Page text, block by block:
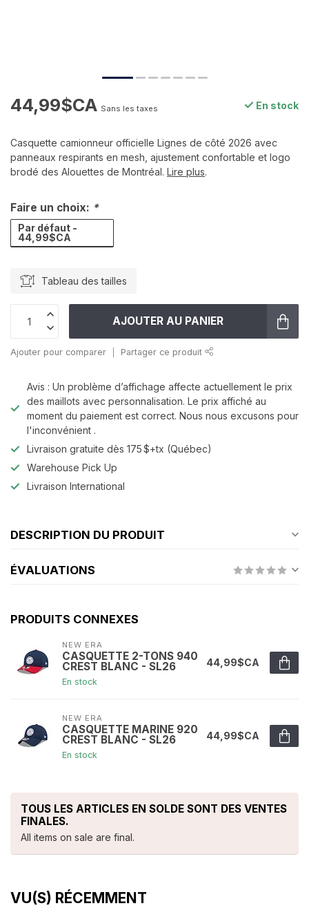
44,99$CA Sans les taxes En stock
Casquette camionneur officielle Lignes de côté 2026 avec
panneaux respirants en mesh, ajustement confortable et logo
brodé des Alouettes de Montréal. Lire plus.
Faire un choix: *
Par défaut -
44,99$CA
Tableau des tailles
AJOUTER AU PANIER
Ajouter pour comparer Partager ce produit
Avis : Un problème d’affichage affecte actuellement le prix
des maillots avec personnalisation. Le prix affiché au
moment du paiement est correct. Nous nous excusons pour
l'inconvénient .
Livraison gratuite dès 175 $+tx (Québec)
Warehouse Pick Up
Livraison International
DESCRIPTION DU PRODUIT
ÉVALUATIONS
PRODUITS CONNEXES
NEW ERA
CASQUETTE 2-TONS 940
CREST BLANC - SL26
En stock
44,99$CA
NEW ERA
CASQUETTE MARINE 920
CREST BLANC - SL26
En stock
44,99$CA
TOUS LES ARTICLES EN SOLDE SONT DES VENTES
FINALES.
All items on sale are final.
VU(S) RÉCEMMENT